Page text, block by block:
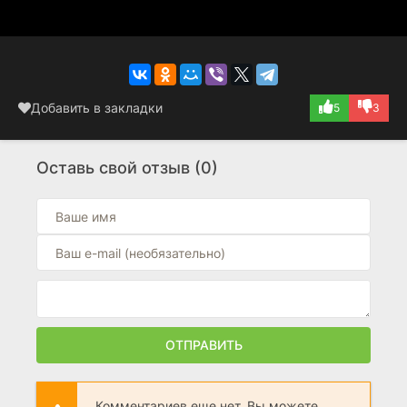
Добавить в закладки 5 3
Оставь свой отзыв (0)
ОТПРАВИТЬ